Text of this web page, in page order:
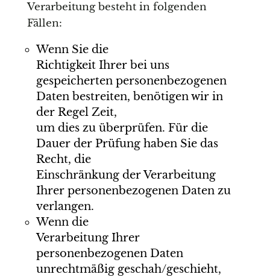
Verarbeitung besteht in folgenden
Fällen:
Wenn Sie die
Richtigkeit Ihrer bei uns
gespeicherten personenbezogenen
Daten bestreiten, benötigen wir in
der Regel Zeit,
um dies zu überprüfen. Für die
Dauer der Prüfung haben Sie das
Recht, die
Einschränkung der Verarbeitung
Ihrer personenbezogenen Daten zu
verlangen.
Wenn die
Verarbeitung Ihrer
personenbezogenen Daten
unrechtmäßig geschah/geschieht,